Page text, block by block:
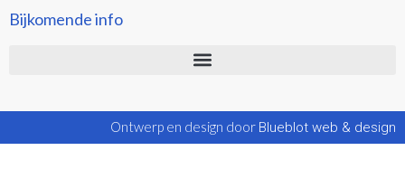
Bijkomende info
Ontwerp en design door Blueblot web & design